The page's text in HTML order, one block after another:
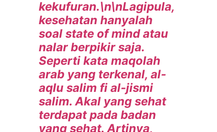
kekufuran.\n\nLagipula,
kesehatan hanyalah
soal state of mind atau
nalar berpikir saja.
Seperti kata maqolah
arab yang terkenal, al-
aqlu salim fi al-jismi
salim. Akal yang sehat
terdapat pada badan
yang sehat. Artinya,